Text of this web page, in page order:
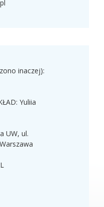
inaczej):
Yuliia
UW, ul.